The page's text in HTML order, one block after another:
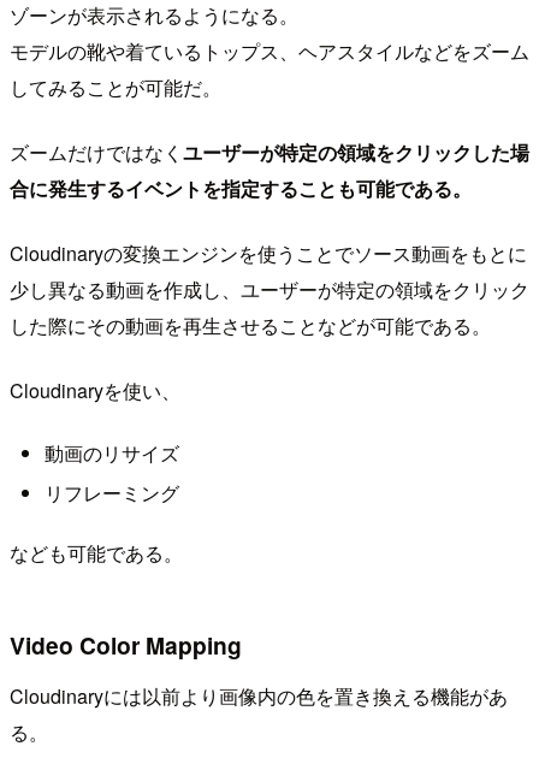
ゾーンが表示されるようになる。
モデルの靴や着ているトップス、ヘアスタイルなどをズーム
してみることが可能だ。
ズームだけではなく ユーザーが特定の領域をクリックした場
合に発生するイベントを指定することも可能である。
Cloudinaryの変換エンジンを使うことでソース動画をもとに
少し異なる動画を作成し、ユーザーが特定の領域をクリック
した際にその動画を再生させることなどが可能である。
Cloudinaryを使い、
動画のリサイズ
リフレーミング
なども可能である。
Video Color Mapping
Cloudinaryには以前より画像内の色を置き換える機能があ
る。